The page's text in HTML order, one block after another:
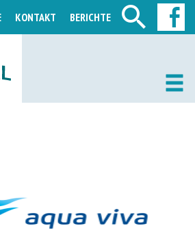
KONTAKT BERICHTE